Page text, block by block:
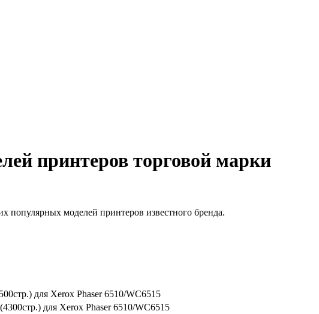
принтеров торговой марки
популярных моделей принтеров известного бренда.
для Xerox Phaser 6510/WC6515
для Xerox Phaser 6510/WC6515